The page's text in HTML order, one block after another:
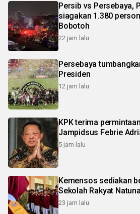
Persib vs Persebaya,
siagakan 1.380
Bobotoh
22 jam lalu
Persebaya
Presiden
12 jam lalu
KPK terima
Jampidsus Febrie
5 jam lalu
Kemensos sediakan
Sekolah Rakyat Natuna
23 jam lalu